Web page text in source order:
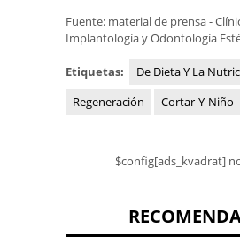
Fuente: material de prensa -
Implantología y Odontología
Etiquetas:
De Dieta Y La
Regeneración
Cortar-Y-Niño
$config[ads_kvadrat]